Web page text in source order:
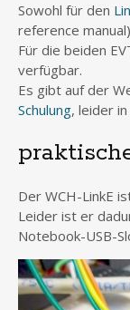
Sowohl für den
reference
Für die beiden
verfügbar.
Es gibt auf der
Schulung, leider in
Der WCH-LinkE
Leider ist er
Notebook-USB-